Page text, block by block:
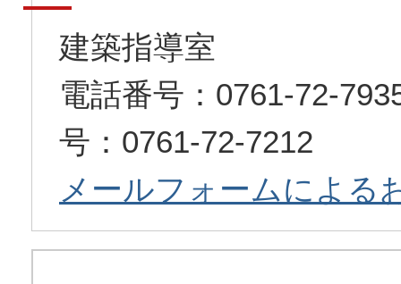
建築指導室
電話番号：0761-72-
号：0761-72-7212
メールフォームによる